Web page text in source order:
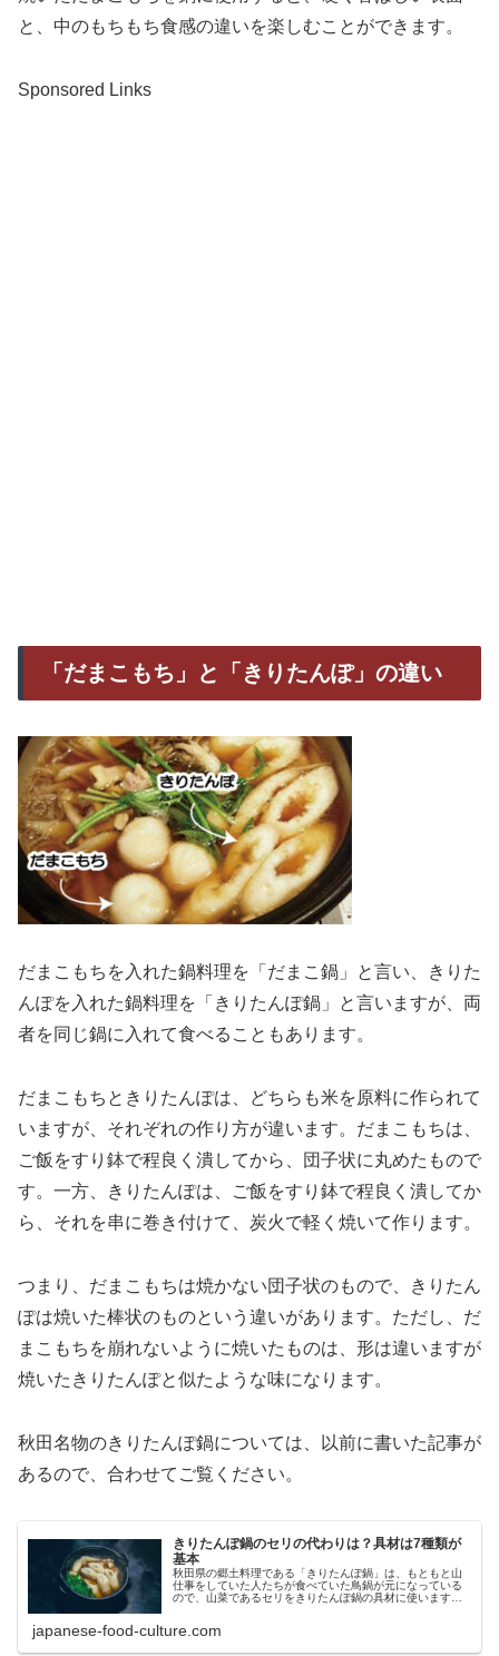
と、中のもちもち食感の違いを楽しむことができます。
Sponsored Links
「だまこもち」と「きりたんぽ」の違い
だまこもちを入れた鍋料理を「だまこ鍋」と言い、きりた
んぽを入れた鍋料理を「きりたんぽ鍋」と言いますが、両
者を同じ鍋に入れて食べることもあります。
だまこもちときりたんぽは、どちらも米を原料に作られて
いますが、それぞれの作り方が違います。だまこもちは、
ご飯をすり鉢で程良く潰してから、団子状に丸めたもので
す。一方、きりたんぽは、ご飯をすり鉢で程良く潰してか
ら、それを串に巻き付けて、炭火で軽く焼いて作ります。
つまり、だまこもちは焼かない団子状のもので、きりたん
ぽは焼いた棒状のものという違いがあります。ただし、だ
まこもちを崩れないように焼いたものは、形は違いますが
焼いたきりたんぽと似たような味になります。
秋田名物のきりたんぽ鍋については、以前に書いた記事が
あるので、合わせてご覧ください。
きりたんぽ鍋のセリの代わりは？具材は7種類が
基本
秋田県の郷土料理である「きりたんぽ鍋」は、もともと山
仕事をしていた人たちが食べていた鳥鍋が元になっている
ので、山菜であるセリをきりたんぽ鍋の具材に使います。
japanese-food-culture.com